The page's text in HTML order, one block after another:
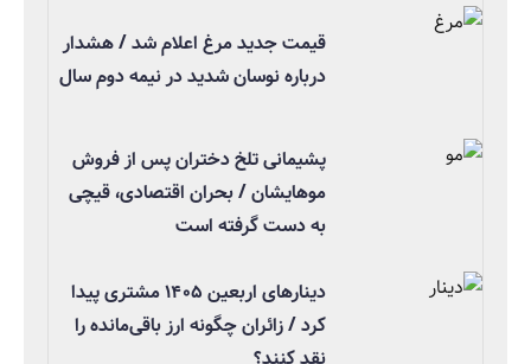
قیمت جدید مرغ اعلام شد / هشدار
درباره نوسان شدید در نیمه دوم سال
پشیمانی تلخ دختران پس از فروش
موهایشان / بحران اقتصادی، قیچی
به دست گرفته است
دینارهای اربعین ۱۴۰۵ مشتری پیدا
کرد / زائران چگونه ارز باقی‌مانده را